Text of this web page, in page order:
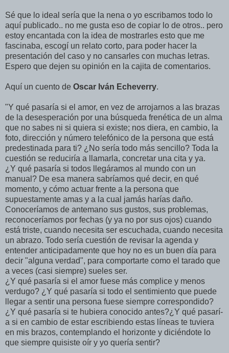
Sé que lo ideal serí­a que la nena o yo escribamos todo lo
aquí­ publicado.. no me gusta eso de copiar lo de otros.. pero
estoy encantada con la idea de mostrarles esto que me
fascinaba, escogí­ un relato corto, para poder hacer la
presentación del caso y no cansarles con muchas letras.
Espero que dejen su opinión en la cajita de comentarios.
Aquí­ un cuento de Oscar Iván Echeverry.
"Y qué pasarí­a si el amor, en vez de arrojarnos a las brazas
de la desesperación por una búsqueda frenética de un alma
que no sabes ni si quiera si existe; nos diera, en cambio, la
foto, dirección y número telefónico de la persona que está
predestinada para ti? ¿No serí­a todo más sencillo? Toda la
cuestión se reducirí­a a llamarla, concretar una cita y ya.
¿Y qué pasarí­a si todos llegáramos al mundo con un
manual? De esa manera sabrí­amos qué decir, en qué
momento, y cómo actuar frente a la persona que
supuestamente amas y a la cual jamás harí­as daño.
Conocerí­amos de antemano sus gustos, sus problemas,
reconocerí­amos por fechas (y ya no por sus ojos) cuando
está triste, cuando necesita ser escuchada, cuando necesita
un abrazo. Todo serí­a cuestión de revisar la agenda y
entender anticipadamente que hoy no es un buen dí­a para
decir "alguna verdad", para comportarte como el tarado que
a veces (casi siempre) sueles ser.
¿Y qué pasarí­a si el amor fuese más complice y menos
verdugo? ¿Y qué pasarí­a si todo el sentimiento que puede
llegar a sentir una persona fuese siempre correspondido?
¿Y qué pasarí­a si te hubiera conocido antes?¿Y qué pasarí­
a si en cambio de estar escribiendo estas lí­neas te tuviera
en mis brazos, contemplando el horizonte y diciéndote lo
que siempre quisiste oí­r y yo querí­a sentir?